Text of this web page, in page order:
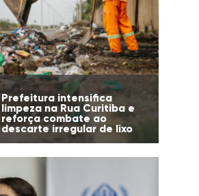
Prefeitura intensifica
limpeza na Rua Curitiba e
reforça combate ao
descarte irregular de lixo